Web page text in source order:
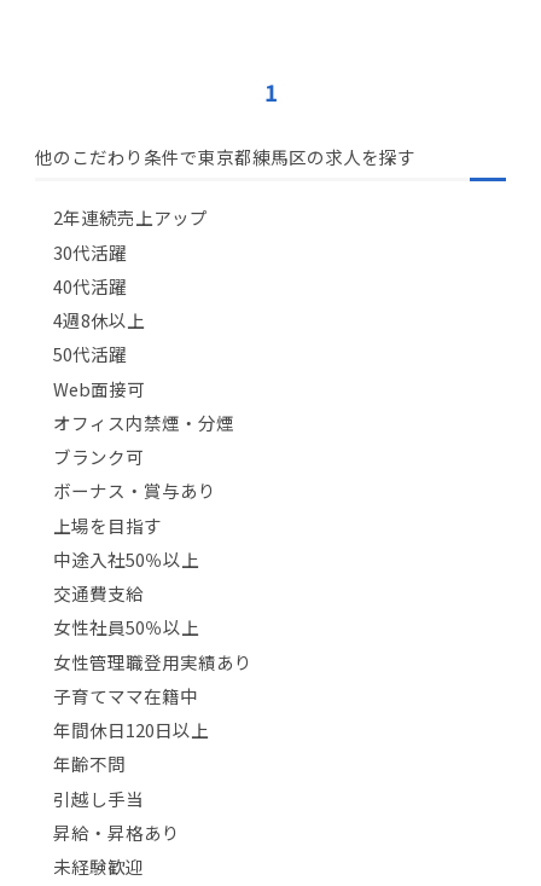
1
他のこだわり条件で東京都練馬区の求人を探す
2年連続売上アップ
30代活躍
40代活躍
4週8休以上
50代活躍
Web面接可
オフィス内禁煙・分煙
ブランク可
ボーナス・賞与あり
上場を目指す
中途入社50％以上
交通費支給
女性社員50％以上
女性管理職登用実績あり
子育てママ在籍中
年間休日120日以上
年齢不問
引越し手当
昇給・昇格あり
未経験歓迎